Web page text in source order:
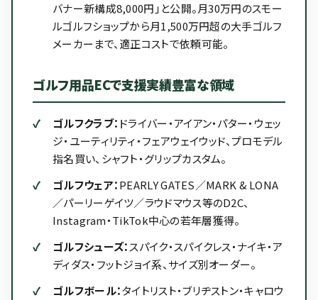
バナー新構成8,000円」と公開。月30万円のスモー
ルゴルフショップから月1,500万円超の大手ゴルフ
メーカーまで、適正コストで依頼可能。
ゴルフ用品ECで支援実績豊富な領域
ゴルフクラブ： ドライバー・アイアン・パター・ウェッ
ジ・ユーティリティ・フェアウェイウッド、プロモデル
指名買い、シャフト・グリップカスタム。
ゴルフウェア：PEARLY GATES／MARK & LONA
／パーリーゲイツ／ラウドマウス等のD2C、
Instagram・TikTok中心の若年層獲得。
ゴルフシューズ：スパイク・スパイクレス・ナイキ・ア
ディダス・フットジョイ系、サイズ別オーダー。
ゴルフボール：タイトリスト・ブリヂストン・キャロウ